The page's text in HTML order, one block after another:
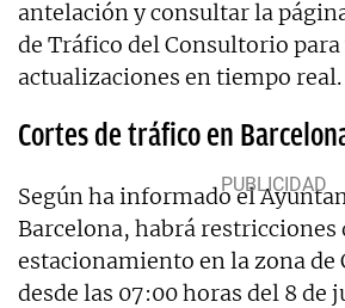
antelación y consultar la
de Tráfico del Consultorio para
actualizaciones en tiempo real.
Cortes de tráfico en
Según ha informado el
Barcelona, habrá restricciones
estacionamiento en la zona de
desde las 07:00 horas del 8 de